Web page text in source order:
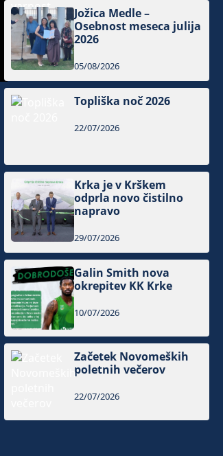
Jožica Medle –
Osebnost meseca julija
2026
05/08/2026
Topliška noč 2026
22/07/2026
Krka je v Krškem
odprla novo čistilno
napravo
29/07/2026
Galin Smith nova
okrepitev KK Krke
10/07/2026
Začetek Novomeških
poletnih večerov
22/07/2026